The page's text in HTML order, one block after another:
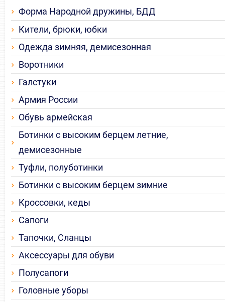
Форма Народной дружины, БДД
Кители, брюки, юбки
Одежда зимняя, демисезонная
Воротники
Галстуки
Армия России
Обувь армейская
Ботинки с высоким берцем летние,
демисезонные
Туфли, полуботинки
Ботинки с высоким берцем зимние
Кроссовки, кеды
Сапоги
Тапочки, Сланцы
Аксессуары для обуви
Полусапоги
Головные уборы